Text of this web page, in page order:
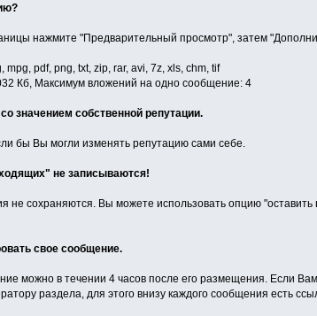
нажмите "Предварительный просмотр", затем
pdf, png, txt, zip, rar, avi, 7z, xls, chm, tif
Кб, Максимум вложений на одно сообщение: 4
значением собственной репутации.
бы Вы могли изменять репутацию сами себе.
не записываются!
сохраняются. Вы можете использовать опцию "оставить
свое сообщение.
можно в течении 4 часов после его размещения. Если
раздела, для этого внизу каждого сообщения есть